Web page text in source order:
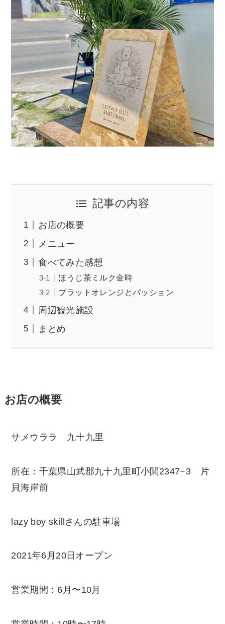
記事の内容
お店の概要
メニュー
食べてみた感想
ほうじ茶ミルク金時
ブラットオレンジとパッション
周辺観光施設
まとめ
お店の概要
サメウララ 九十九里
所在：千葉県山武郡九十九里町小関2347−3 片
貝海岸前
lazy boy skillさんの駐車場
2021年6月20日オープン
営業期間：6月〜10月